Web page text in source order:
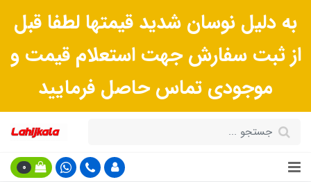
به دلیل نوسان شدید قیمتها لطفا قبل
از ثبت سفارش جهت استعلام قیمت و
موجودی تماس حاصل فرمایید
0